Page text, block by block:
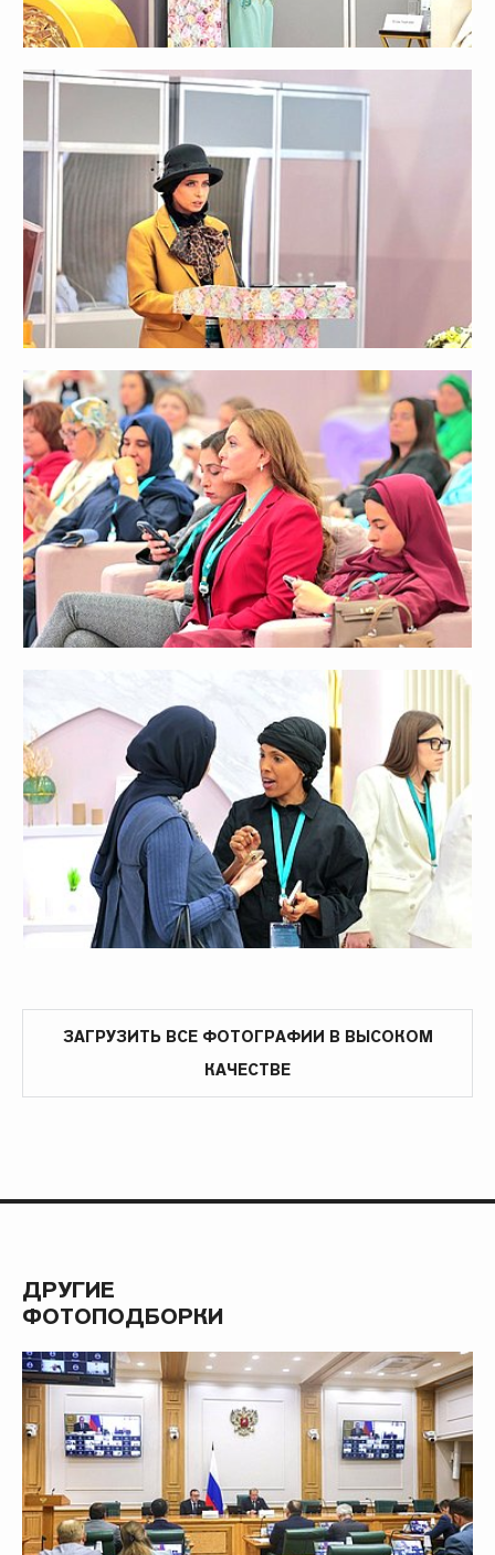
ЗАГРУЗИТЬ ВСЕ ФОТОГРАФИИ В ВЫСОКОМ
КАЧЕСТВЕ
ДРУГИЕ
ФОТОПОДБОРКИ